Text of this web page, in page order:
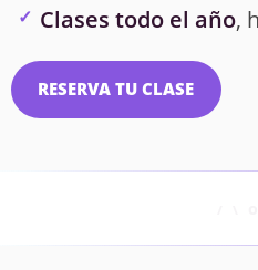
Clases todo el año,
RESERVA TU CLASE